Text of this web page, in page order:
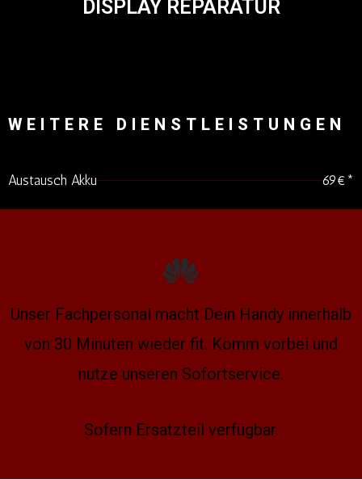
DISPLAY REPARATUR
WEITERE DIENSTLEISTUNGEN
Austausch Akku 69€*
Unser Fachpersonal macht Dein Handy innerhalb
von 30 Minuten wieder fit. Komm vorbei und
nutze unseren Sofortservice.
Sofern Ersatzteil verfügbar.